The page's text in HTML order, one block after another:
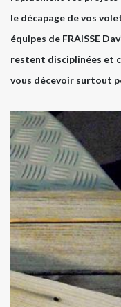
le décapage de vos
équipes de FRAISSE
restent disciplinées et
vous décevoir surtout